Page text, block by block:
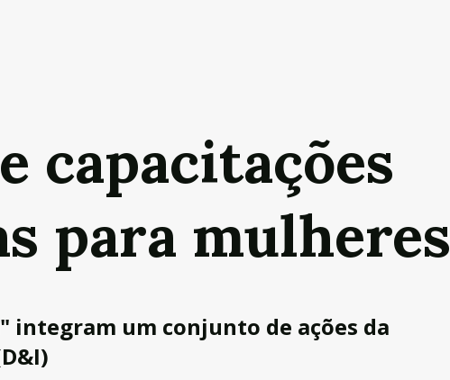
capacitações
para mulheres
integram um conjunto de ações da